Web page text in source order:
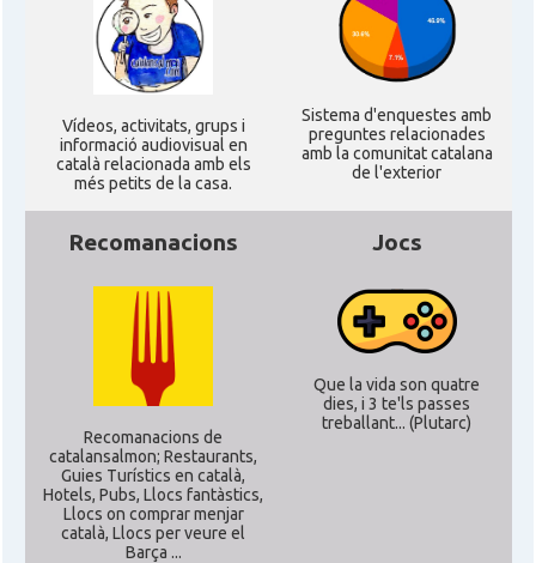
Ví­deos, activitats, grups i
informació audiovisual en
català relacionada amb els
més petits de la casa.
Sistema d'enquestes amb
preguntes relacionades
amb la comunitat catalana
de l'exterior
Recomanacions
Recomanacions de
catalansalmon; Restaurants,
Guies Turístics en català,
Hotels, Pubs, Llocs fantàstics,
Llocs on comprar menjar
català, Llocs per veure el
Barça ...
Jocs
Que la vida son quatre
dies, i 3 te'ls passes
treballant... (Plutarc)